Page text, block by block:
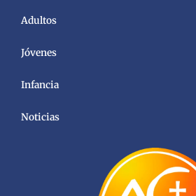
Adultos
Jóvenes
Infancia
Noticias